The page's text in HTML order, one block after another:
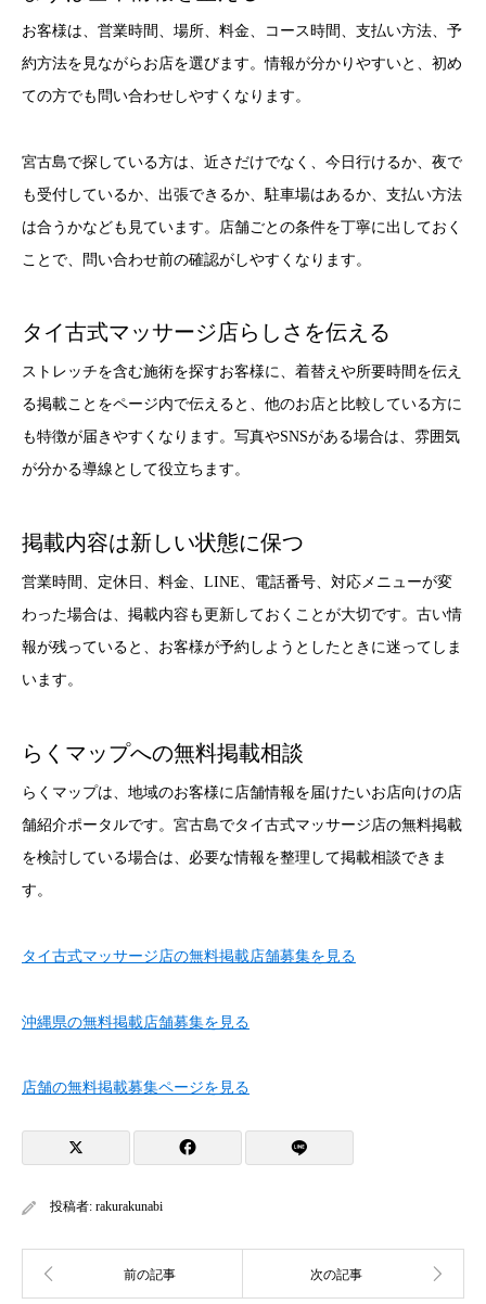
お客様は、営業時間、場所、料金、コース時間、支払い方法、予
約方法を見ながらお店を選びます。情報が分かりやすいと、初め
ての方でも問い合わせしやすくなります。
宮古島で探している方は、近さだけでなく、今日行けるか、夜で
も受付しているか、出張できるか、駐車場はあるか、支払い方法
は合うかなども見ています。店舗ごとの条件を丁寧に出しておく
ことで、問い合わせ前の確認がしやすくなります。
タイ古式マッサージ店らしさを伝える
ストレッチを含む施術を探すお客様に、着替えや所要時間を伝え
る掲載ことをページ内で伝えると、他のお店と比較している方に
も特徴が届きやすくなります。写真やSNSがある場合は、雰囲気
が分かる導線として役立ちます。
掲載内容は新しい状態に保つ
営業時間、定休日、料金、LINE、電話番号、対応メニューが変
わった場合は、掲載内容も更新しておくことが大切です。古い情
報が残っていると、お客様が予約しようとしたときに迷ってしま
います。
らくマップへの無料掲載相談
らくマップは、地域のお客様に店舗情報を届けたいお店向けの店
舗紹介ポータルです。宮古島でタイ古式マッサージ店の無料掲載
を検討している場合は、必要な情報を整理して掲載相談できま
す。
タイ古式マッサージ店の無料掲載店舗募集を見る
沖縄県の無料掲載店舗募集を見る
店舗の無料掲載募集ページを見る
投稿者: rakurakunabi